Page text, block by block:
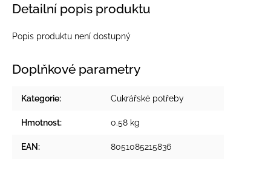
Detailní popis produktu
Popis produktu není dostupný
Doplňkové parametry
Kategorie: Cukrářské potřeby
Hmotnost: 0.58 kg
EAN: 8051085215836